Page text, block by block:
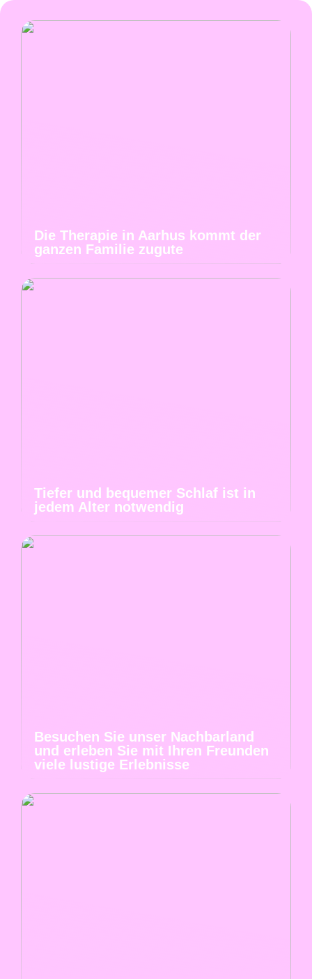
Die Therapie in Aarhus kommt der
ganzen Familie zugute
Tiefer und bequemer Schlaf ist in
jedem Alter notwendig
Besuchen Sie unser Nachbarland
und erleben Sie mit Ihren Freunden
viele lustige Erlebnisse